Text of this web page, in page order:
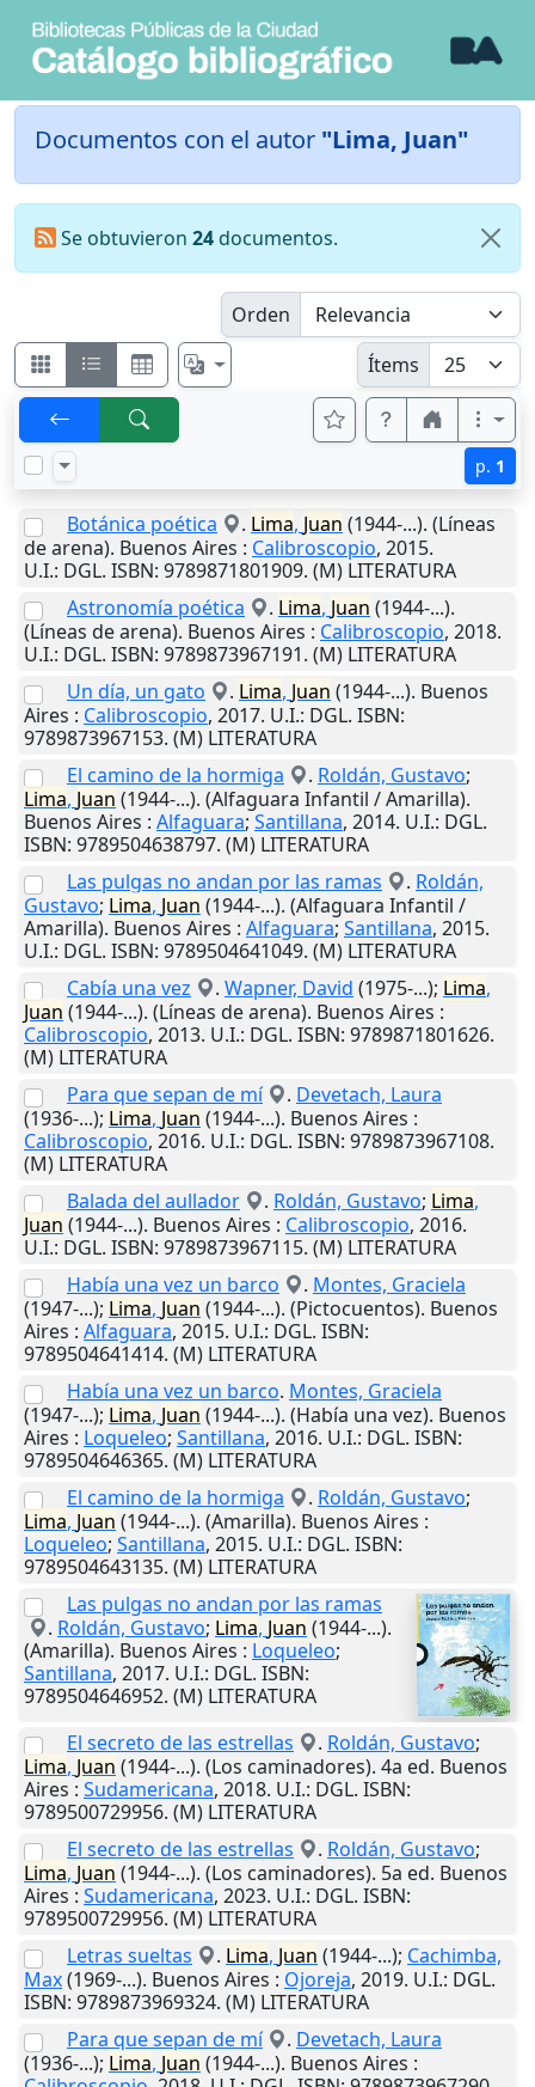
Documentos con el autor "Lima, Juan"
Se obtuvieron 24documentos.
Orden
Ítems
p. 1
Botánica poética . Lima, Juan (1944-...). (Líneas
de arena). Buenos Aires : Calibroscopio, 2015.
U.I.: DGL. ISBN: 9789871801909. (M) LITERATURA
Astronomía poética
. Lima, Juan (1944-...).
(Líneas de arena). Buenos Aires : Calibroscopio, 2018.
U.I.: DGL. ISBN: 9789873967191. (M) LITERATURA
Un día, un gato
. Lima, Juan (1944-...). Buenos
Aires : Calibroscopio, 2017. U.I.: DGL. ISBN:
9789873967153. (M) LITERATURA
El camino de la hormiga
. Roldán, Gustavo;
Lima, Juan (1944-...). (Alfaguara Infantil / Amarilla).
Buenos Aires : Alfaguara; Santillana, 2014. U.I.: DGL.
ISBN: 9789504638797. (M) LITERATURA
Las pulgas no andan por las ramas
. Roldán,
Gustavo; Lima, Juan (1944-...). (Alfaguara Infantil /
Amarilla). Buenos Aires : Alfaguara; Santillana, 2015.
U.I.: DGL. ISBN: 9789504641049. (M) LITERATURA
Cabía una vez
. Wapner, David (1975-...); Lima,
Juan (1944-...). (Líneas de arena). Buenos Aires :
Calibroscopio, 2013. U.I.: DGL. ISBN: 9789871801626.
(M) LITERATURA
Para que sepan de mí
. Devetach, Laura
(1936-...); Lima, Juan (1944-...). Buenos Aires :
Calibroscopio, 2016. U.I.: DGL. ISBN: 9789873967108.
(M) LITERATURA
Balada del aullador
. Roldán, Gustavo; Lima,
Juan (1944-...). Buenos Aires : Calibroscopio, 2016.
U.I.: DGL. ISBN: 9789873967115. (M) LITERATURA
Había una vez un barco
. Montes, Graciela
(1947-...); Lima, Juan (1944-...). (Pictocuentos). Buenos
Aires : Alfaguara, 2015. U.I.: DGL. ISBN:
9789504641414. (M) LITERATURA
Había una vez un barco. Montes, Graciela
(1947-...); Lima, Juan (1944-...). (Había una vez). Buenos
Aires : Loqueleo; Santillana, 2016. U.I.: DGL. ISBN:
9789504646365. (M) LITERATURA
El camino de la hormiga
. Roldán, Gustavo;
Lima, Juan (1944-...). (Amarilla). Buenos Aires :
Loqueleo; Santillana, 2015. U.I.: DGL. ISBN:
9789504643135. (M) LITERATURA
Las pulgas no andan por las ramas
. Roldán, Gustavo; Lima, Juan (1944-...).
(Amarilla). Buenos Aires : Loqueleo;
Santillana, 2017. U.I.: DGL. ISBN:
9789504646952. (M) LITERATURA
El secreto de las estrellas
. Roldán, Gustavo;
Lima, Juan (1944-...). (Los caminadores). 4a ed. Buenos
Aires : Sudamericana, 2018. U.I.: DGL. ISBN:
9789500729956. (M) LITERATURA
El secreto de las estrellas
. Roldán, Gustavo;
Lima, Juan (1944-...). (Los caminadores). 5a ed. Buenos
Aires : Sudamericana, 2023. U.I.: DGL. ISBN:
9789500729956. (M) LITERATURA
Letras sueltas
. Lima, Juan (1944-...); Cachimba,
Max(1969-...). Buenos Aires : Ojoreja, 2019. U.I.: DGL.
ISBN: 9789873969324. (M) LITERATURA
Para que sepan de mí
. Devetach, Laura
(1936-...); Lima, Juan (1944-...). Buenos Aires :